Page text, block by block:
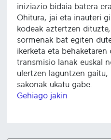
iniziazio bidaia batera
Ohitura, jai eta inauteri
kodeak aztertzen
sormenak bat egiten
ikerketa eta
transmisio lanak euskal
ulertzen laguntzen gaitu,
sakonak ukatu gabe.
Gehiago jakin